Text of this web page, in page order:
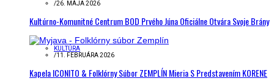
/26. MÁJA 2026
Kultúrno-Komunitné Centrum BOD Prvého Júna Oficiálne Otvára Svoje Brány
KULTÚRA
/11. FEBRUÁRA 2026
Kapela ICONITO & Folklórny Súbor ZEMPLÍN Mieria S Predstavením KORENE